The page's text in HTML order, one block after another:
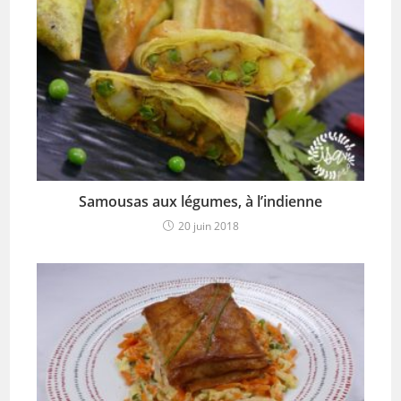
Samousas aux légumes, à l’indienne
20 juin 2018